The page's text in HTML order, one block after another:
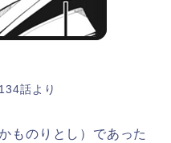
話より
ものりとし）であった